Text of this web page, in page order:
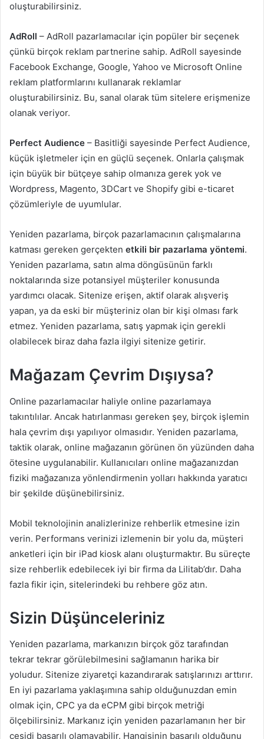
oluşturabilirsiniz.
AdRoll – AdRoll pazarlamacılar için popüler bir seçenek
çünkü birçok reklam partnerine sahip. AdRoll sayesinde
Facebook Exchange, Google, Yahoo ve Microsoft Online
reklam platformlarını kullanarak reklamlar
oluşturabilirsiniz. Bu, sanal olarak tüm sitelere erişmenize
olanak veriyor.
Perfect Audience – Basitliği sayesinde Perfect Audience,
küçük işletmeler için en güçlü seçenek. Onlarla çalışmak
için büyük bir bütçeye sahip olmanıza gerek yok ve
Wordpress, Magento, 3DCart ve Shopify gibi e-ticaret
çözümleriyle de uyumlular.
Yeniden pazarlama, birçok pazarlamacının çalışmalarına
katması gereken gerçekten etkili bir pazarlama yöntemi.
Yeniden pazarlama, satın alma döngüsünün farklı
noktalarında size potansiyel müşteriler konusunda
yardımcı olacak. Sitenize erişen, aktif olarak alışveriş
yapan, ya da eski bir müşteriniz olan bir kişi olması fark
etmez. Yeniden pazarlama, satış yapmak için gerekli
olabilecek biraz daha fazla ilgiyi sitenize getirir.
Mağazam Çevrim Dışıysa?
Online pazarlamacılar haliyle online pazarlamaya
takıntılılar. Ancak hatırlanması gereken şey, birçok işlemin
hala çevrim dışı yapılıyor olmasıdır. Yeniden pazarlama,
taktik olarak, online mağazanın görünen ön yüzünden daha
ötesine uygulanabilir. Kullanıcıları online mağazanızdan
fiziki mağazanıza yönlendirmenin yolları hakkında yaratıcı
bir şekilde düşünebilirsiniz.
Mobil teknolojinin analizlerinize rehberlik etmesine izin
verin. Performans verinizi izlemenin bir yolu da, müşteri
anketleri için bir iPad kiosk alanı oluşturmaktır. Bu süreçte
size rehberlik edebilecek iyi bir firma da Lilitab’dır. Daha
fazla fikir için, sitelerindeki bu rehbere göz atın.
Sizin Düşünceleriniz
Yeniden pazarlama, markanızın birçok göz tarafından
tekrar tekrar görülebilmesini sağlamanın harika bir
yoludur. Sitenize ziyaretçi kazandırarak satışlarınızı arttırır.
En iyi pazarlama yaklaşımına sahip olduğunuzdan emin
olmak için, CPC ya da eCPM gibi birçok metriği
ölçebilirsiniz. Markanız için yeniden pazarlamanın her bir
çeşidi başarılı olamayabilir. Hangisinin başarılı olduğunu